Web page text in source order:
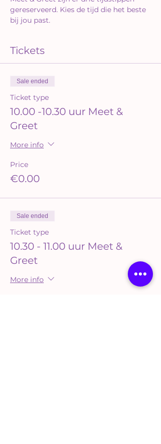
gereserveerd. Kies de tijd die het beste
bij jou past.
Tickets
Sale ended
Ticket type
10.00 -10.30 uur Meet &
Greet
More info
Price
€0.00
Sale ended
Ticket type
10.30 - 11.00 uur Meet &
Greet
More info